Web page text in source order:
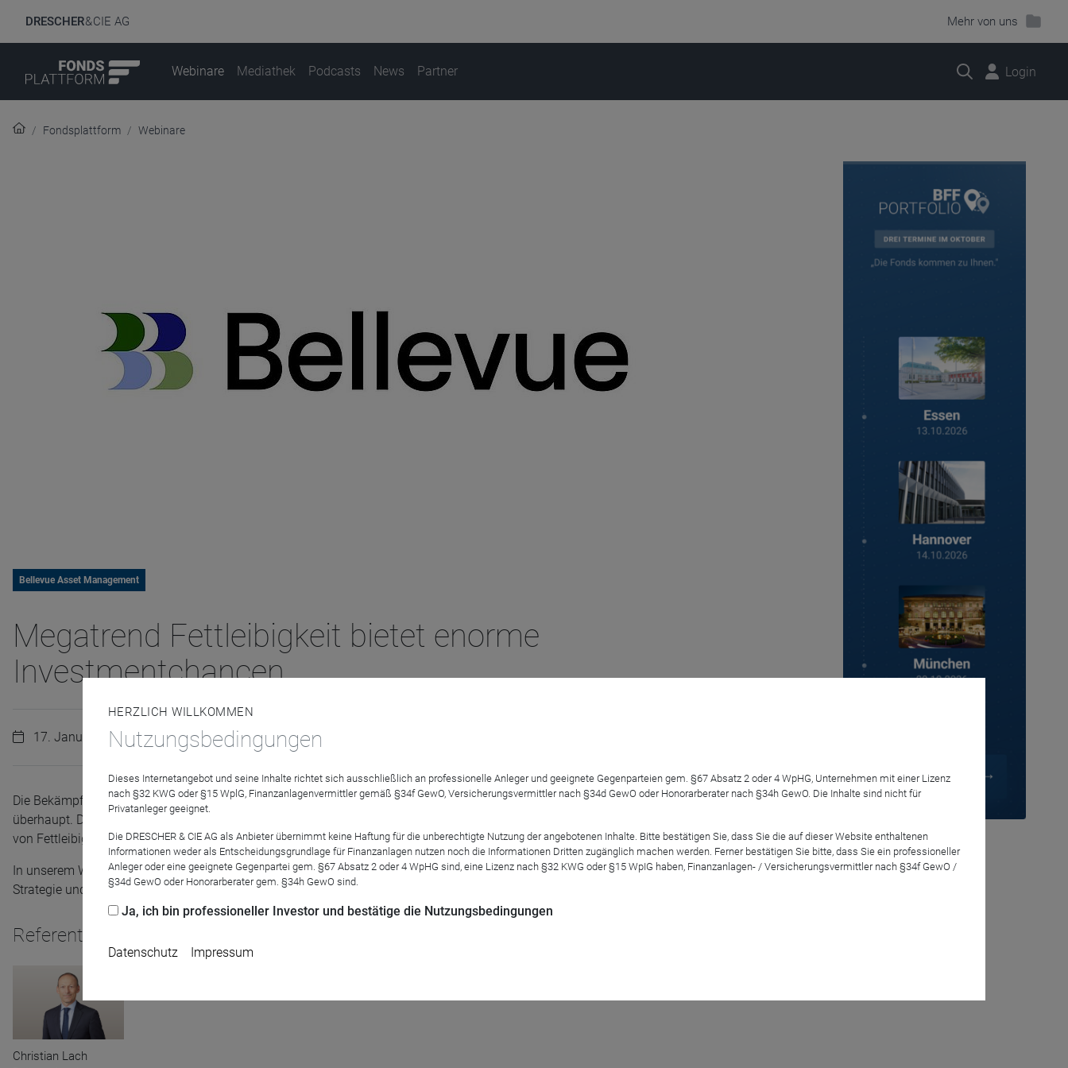
DRESCHER& CIE AG Mehr von uns
Suche Login
Webinare Mediathek Podcasts News Partner
Fondsplattform Webinare
Bellevue Asset Management
Megatrend Fettleibigkeit bietet enorme
Investmentchancen
17. Januar 2024 | 11:00 Uhr
Die Bekämpfung der Folgen von Übergewicht und Fettleibigkeit sind eines der größten und wirtschaftlich relevantesten Wachstumsthemen
überhaupt. Der neue Bellevue Obesity Solutions ist der erste Fonds, der gezielt in Unternehmen investiert, die neue Wege in der Behandlung
von Fettleibigkeit gehen. Und das sowohl im Gesundheitssektor als auch bei Ernährung und Bewegung.
In unserem Webinar stellen wir Ihnen diese Neuheit vor. Christian Lach, Portfoliomanager des Bellevue Obesity Solutions, erläutert die
Strategie und stellt den Nutzen für das Depot dar.
Referenten
Christian Lach
HERZLICH WILLKOMMEN
Nutzungsbedingungen
Dieses Internetangebot und seine Inhalte richtet sich ausschließlich an professionelle Anleger und geeignete Gegenparteien gem. §67 Absatz 2 oder 4 WpHG, Unternehmen mit einer Lizenz
nach §32 KWG oder §15 WplG, Finanzanlagenvermittler gemäß §34f GewO, Versicherungsvermittler nach §34d GewO oder Honorarberater nach §34h GewO. Die Inhalte sind nicht für
Privatanleger geeignet.
Die DRESCHER & CIE AG als Anbieter übernimmt keine Haftung für die unberechtigte Nutzung der angebotenen Inhalte. Bitte bestätigen Sie, dass Sie die auf dieser Website enthaltenen
Informationen weder als Entscheidungsgrundlage für Finanzanlagen nutzen noch die Informationen Dritten zugänglich machen werden. Ferner bestätigen Sie bitte, dass Sie ein professioneller
Anleger oder eine geeignete Gegenpartei gem. §67 Absatz 2 oder 4 WpHG sind, eine Lizenz nach §32 KWG oder §15 WpIG haben, Finanzanlagen- / Versicherungsvermittler nach §34f GewO /
§34d GewO oder Honorarberater gem. §34h GewO sind.
Ja, ich bin professioneller Investor und bestätige die Nutzungsbedingungen
Datenschutz Impressum